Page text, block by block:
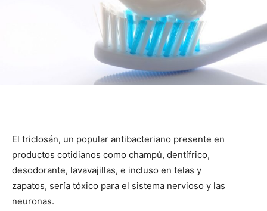
El triclosán, un popular antibacteriano presente en
productos cotidianos como champú, dentífrico,
desodorante, lavavajillas, e incluso en telas y
zapatos, sería tóxico para el sistema nervioso y las
neuronas.